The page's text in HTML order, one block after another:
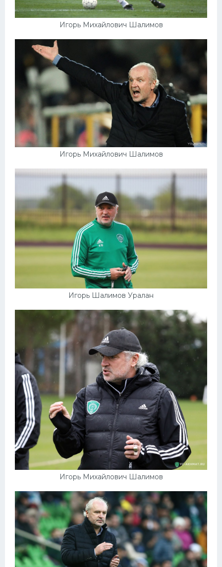
Игорь Михайлович Шалимов
Игорь Михайлович Шалимов
Игорь Шалимов Уралан
Игорь Михайлович Шалимов